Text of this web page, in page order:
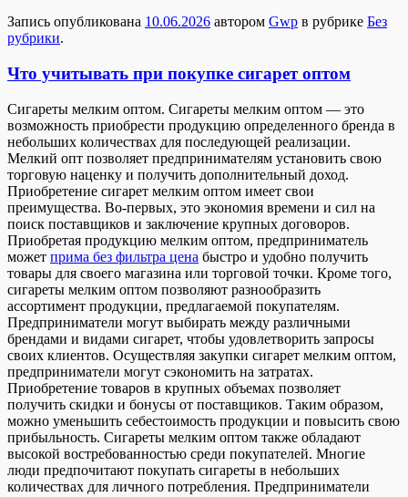
Запись опубликована 10.06.2026 автором Gwp в рубрике Без
рубрики.
Что учитывать при покупке сигарет оптом
Сигaрeты мeлким oптoм. Сигареты мелким оптом — это
возможность приобрести продукцию определенного бренда в
небольших количествах для последующей реализации.
Мелкий опт позволяет предпринимателям установить свою
торговую наценку и получить дополнительный доход.
Приобретение сигарет мелким оптом имеет свои
преимущества. Во-первых, это экономия времени и сил на
поиск поставщиков и заключение крупных договоров.
Приобретая продукцию мелким оптом, предприниматель
может прима без фильтра цена быстро и удобно получить
товары для своего магазина или торговой точки. Кроме того,
сигареты мелким оптом позволяют разнообразить
ассортимент продукции, предлагаемой покупателям.
Предприниматели могут выбирать между различными
брендами и видами сигарет, чтобы удовлетворить запросы
своих клиентов. Осуществляя закупки сигарет мелким оптом,
предприниматели могут сэкономить на затратах.
Приобретение товаров в крупных объемах позволяет
получить скидки и бонусы от поставщиков. Таким образом,
можно уменьшить себестоимость продукции и повысить свою
прибыльность. Сигареты мелким оптом также обладают
высокой востребованностью среди покупателей. Многие
люди предпочитают покупать сигареты в небольших
количествах для личного потребления. Предприниматели